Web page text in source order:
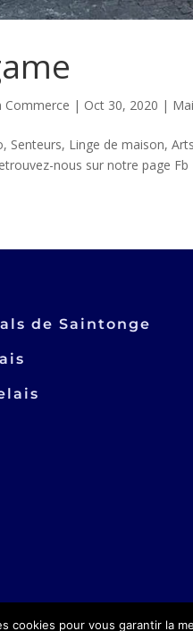
Commerce | Oct 30, 2020 |
Senteurs, Linge de maison,
nous sur notre page Fb
de Saintonge
cookies pour vous garantir la